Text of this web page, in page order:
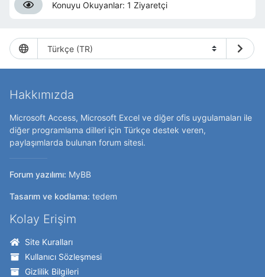
Konuyu Okuyanlar: 1 Ziyaretçi
Hakkımızda
Microsoft Access, Microsoft Excel ve diğer ofis uygulamaları ile
diğer programlama dilleri için Türkçe destek veren,
paylaşımlarda bulunan forum sitesi.
Forum yazılımı: MyBB
Tasarım ve kodlama: tedem
Kolay Erişim
Site Kuralları
Kullanıcı Sözleşmesi
Gizlilik Bilgileri